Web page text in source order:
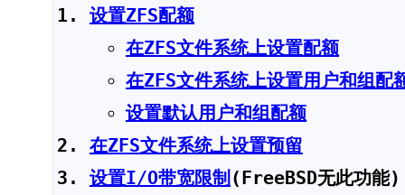
设置ZFS配额
在ZFS文件系统上设置配额
在ZFS文件系统上设置用户和组配
设置默认用户和组配额
在ZFS文件系统上设置预留
设置I/O带宽限制 (FreeBSD无此功能)